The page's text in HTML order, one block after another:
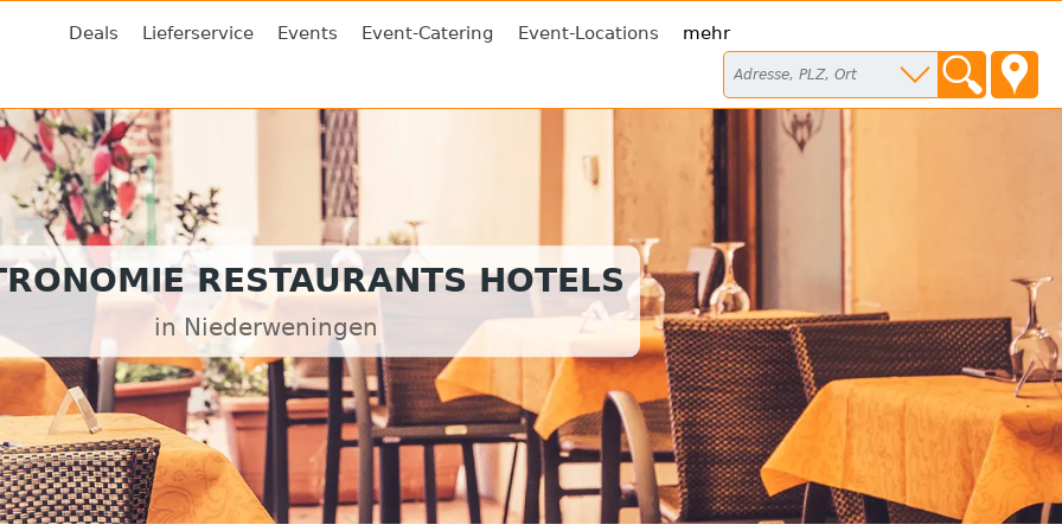
Deals Lieferservice Events Event-Catering Event-Locations mehr
RESTAURANTS HOTELS
in Niederweningen